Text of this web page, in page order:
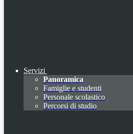
Servizi
Panoramica
Famiglie e studenti
Personale scolastico
Percorsi di studio